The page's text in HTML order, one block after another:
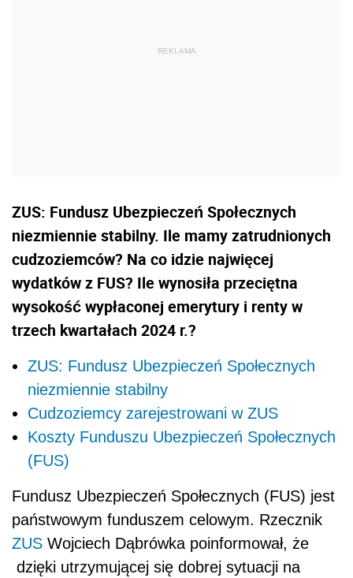
ZUS: Fundusz Ubezpieczeń Społecznych
niezmiennie stabilny. Ile mamy zatrudnionych
cudzoziemców? Na co idzie najwięcej
wydatków z FUS? Ile wynosiła przeciętna
wysokość wypłaconej emerytury i renty w
trzech kwartałach 2024 r.?
ZUS: Fundusz Ubezpieczeń Społecznych
niezmiennie stabilny
Cudzoziemcy zarejestrowani w ZUS
Koszty Funduszu Ubezpieczeń Społecznych
(FUS)
Fundusz Ubezpieczeń Społecznych (FUS) jest
państwowym funduszem celowym. Rzecznik
ZUS Wojciech Dąbrówka poinformował, że
dzięki utrzymującej się dobrej sytuacji na